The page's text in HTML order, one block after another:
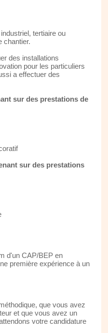
tertiaire ou
chantier.
des installations
pour les particuliers
a effectuer des
sur des prestations de
sur des prestations
d'un CAP/BEP en
première expérience à un
que vous avez
et que vous avez un
votre candidature